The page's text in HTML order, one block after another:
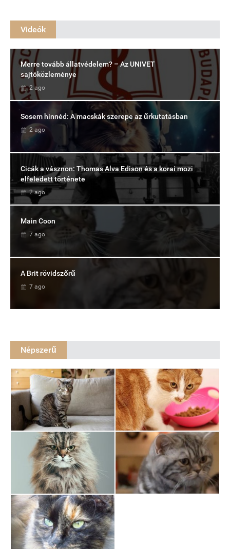
Videók
Merre tovább állatvédelem? – Az UNIVET
sajtóközleménye
2 ago
Sosem hinnéd: A macskák szerepe az űrkutatásban
2 ago
Cicák a vásznon: Thomas Alva Edison és a korai mozi
elfeledett története
2 ago
Main Coon
7 ago
A Brit rövidszőrű
7 ago
Népszerű